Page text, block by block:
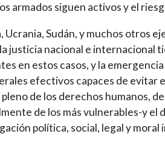
armados siguen activos y el
Ucrania, Sudán, y muchos otros
justicia nacional e internacional
en estos casos, y la
efectivos capaces de evitar
de los derechos humanos,
de los más vulnerables-y el
política, social, legal y moral